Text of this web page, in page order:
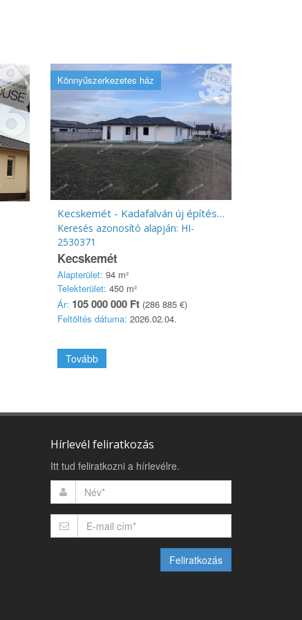
Könnyűszerkezetes ház
Kecskemét - Kadafalván új építésű ház.
Keresés azonosító alapján: HI-
2530371
Kecskemét
Alapterület: 94 m²
Telekterület: 450 m²
Ár: 105 000 000 Ft(286 885 €)
Feltöltés dátuma: 2026.02.04.
Tovább
Hírlevél feliratkozás
Itt tud feliratkozni a hírlevélre.
Feliratkozás